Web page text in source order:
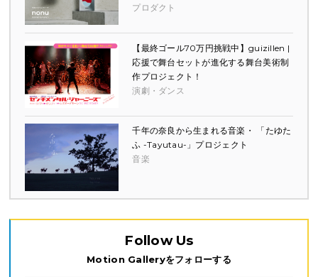
プロダクト
【最終ゴール70万円挑戦中】guizillen |
応援で舞台セットが進化する舞台美術制
作プロジェクト！
演劇・ダンス
千年の奈良から生まれる音楽・ 「たゆた
ふ -Tayutau-」プロジェクト
音楽
Follow Us
Motion Galleryをフォローする